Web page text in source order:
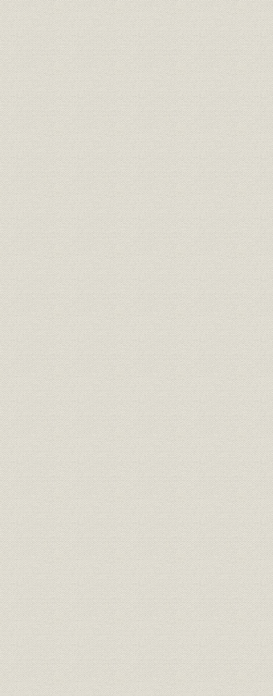
る。左から木戸孝充、山口尚
芳、岩倉具視、伊藤博文、大久
保利通。
靴;生産
『明治七年府県物産表』におけ
る靴の算出額
明治7年
靴;風俗
画家ワーグマンは、神戸で靴を
履く日本人を観察してスケッチ
を明治13年11月発行の英国の大
衆週刊誌に掲載した。「結果と
してウオノ目がはやることは確
実」と皮肉な注がつけられてい
る。
明治13年
事業所
「依田西村組造靴場本店」。
『東京名家繁昌図録』に、その
石版画が掲載された。その後、
明治17年さらに「桜組」と改称
した。
明治17年
経営者;役員
大沢省三 のちに日本製靴の初代
専務取締役となった。
[明治10年
経営者 若き日の渋沢栄一 [明治12年
投資 元佐倉藩主・堀田正倫 [明治12年
事業所
明治中期における桜組の全景。
(築地)
[明治中期
事業所
隅田川に面した向島に設けられ
た桜組の製革場。
[明治中期
事業所
「桜組」として西村勝三の製
靴・製革事業は立て直しに成功
した。その本店は、築地1丁目
ほぼ現在の中央区役所の地にあ
った。また、銀座3丁目には出
張所を設け、往来する人々の目
を引いた。
[明治14年
靴;風俗
ワーグマン描く、西南戦争に向
かう官軍の警ら隊。主として関
東以北の旧士族が多く応募した
が、心なしか軍靴の足音も堂々
と聞こえたとぃう。
商標
「桜組」の商標。サクラの花と
葉に英文をあしらい、なかなか
斬新なデザインである。
[明治17年
経営
東京府統計表による明治前期に
おける製靴工場の概要(明治
9~14年)
明治9年
(1881年)
経営者
弾 直樹 旧幕以来の伝統を活かし
つつ、製革・製靴事業に洋式手
法を取り入れることに意欲的だ
[明治2年